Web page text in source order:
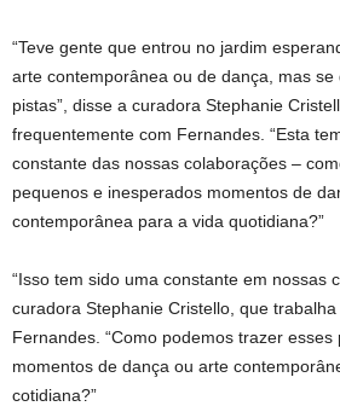
“Teve gente que entrou no jardim
arte contemporânea ou de dança, mas
pistas”, disse a curadora Stephanie
frequentemente com Fernandes. “Esta
constante das nossas colaborações –
pequenos e inesperados momentos de
contemporânea para a vida quotidiana?”
“Isso tem sido uma constante em nossas
curadora Stephanie Cristello, que
Fernandes. “Como podemos trazer
momentos de dança ou arte
cotidiana?”